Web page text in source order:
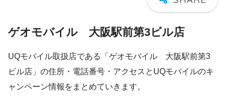
ゲオモバイル 大阪駅前第3ビル店
UQモバイル取扱店である「ゲオモバイル 大阪駅前第3
ビル店」の住所・電話番号・アクセスとUQモバイルのキ
ャンペーン情報をまとめていきます。